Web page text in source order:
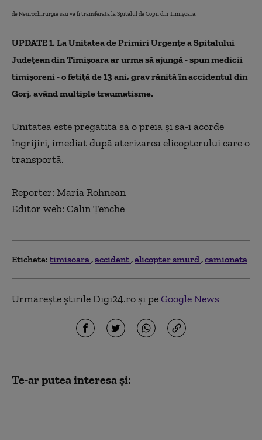
de Neurochirurgie sau va fi transferată la Spitalul de Copii din Timişoara.
UPDATE 1. La Unitatea de Primiri Urgențe a Spitalului
Județean din Timișoara ar urma să ajungă - spun medicii
timișoreni - o fetiță de 13 ani, grav rănită în accidentul din
Gorj, având multiple traumatisme.
Unitatea este pregătită să o preia și să-i acorde
îngrijiri, imediat după aterizarea elicopterului care o
transportă.
Reporter: Maria Rohnean
Editor web: Călin Țenche
Etichete: timisoara accident elicopter smurd camioneta
Urmărește știrile Digi24.ro și peGoogle News
Te-ar putea interesa și: